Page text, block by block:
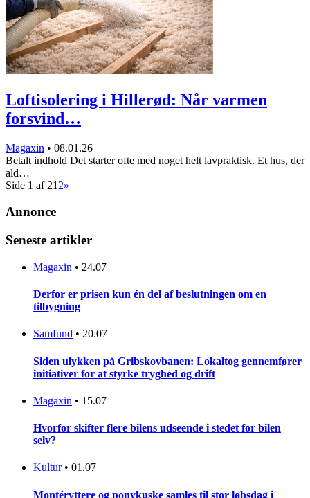
Loftisolering i Hillerød: Når varmen
forsvind…
Magaxin • 08.01.26
Betalt indhold Det starter ofte med noget helt lavpraktisk. Et hus, der
ald…
Side 1 af 21 2»
Annonce
Seneste artikler
Magaxin • 24.07
Derfor er prisen kun én del af beslutningen om en
tilbygning
Samfund • 20.07
Siden ulykken på Gribskovbanen: Lokaltog gennemfører
initiativer for at styrke tryghed og drift
Magaxin • 15.07
Hvorfor skifter flere bilens udseende i stedet for bilen
selv?
Kultur • 01.07
Montéryttere og ponykuske samles til stor løbsdag i